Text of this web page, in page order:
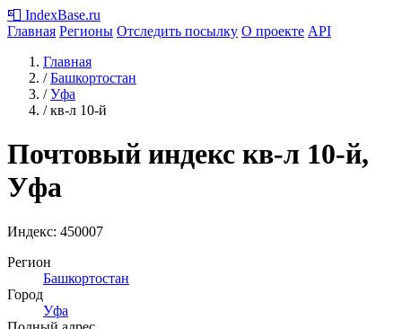
📮 IndexBase.ru
Главная Регионы Отследить посылку О проекте API
Главная
/ Башкортостан
/ Уфа
/ кв-л 10-й
Почтовый индекс кв-л 10-й,
Уфа
Индекс: 450007
Регион
Башкортостан
Город
Уфа